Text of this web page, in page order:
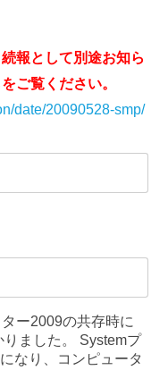
報として別途お知ら
ご覧ください。
date/20090528-smp/
ー2009の共存時に
ました。 Systemプ
なり、コンピュータ